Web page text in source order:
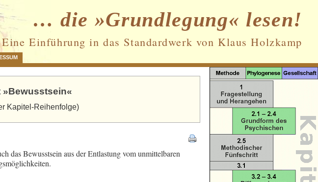
… die »Grundlegung« lesen!
Eine Einführung in das Standardwerk von Klaus Holzkamp
Kapitel-Reihenfolge)
das Bewusstsein aus der Entlastung vom unmittelbaren
Datenschutz und Cookies: Diese Website
verwendet Cookies. Wenn du die Website
weiterhin nutzt, stimmst du der
Verwendung von Cookies zu.
Weitere Informationen, beispielsweise zur
Kontrolle von Cookies, findest du hier:
Cookie-Richtlinie